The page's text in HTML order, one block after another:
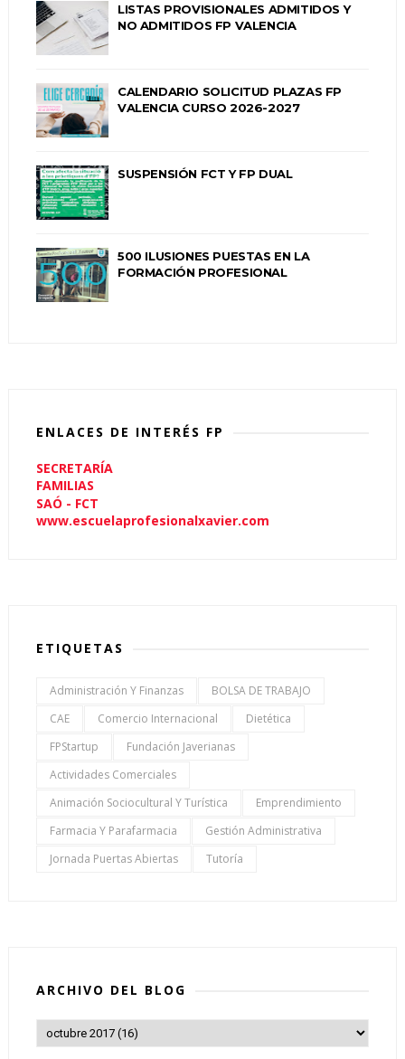
LISTAS PROVISIONALES ADMITIDOS Y
NO ADMITIDOS FP VALENCIA
CALENDARIO SOLICITUD PLAZAS FP
VALENCIA CURSO 2026-2027
SUSPENSIÓN FCT Y FP DUAL
500 ILUSIONES PUESTAS EN LA
FORMACIÓN PROFESIONAL
ENLACES DE INTERÉS FP
SECRETARÍA
FAMILIAS
SAÓ - FCT
www.escuelaprofesionalxavier.com
ETIQUETAS
Administración Y Finanzas
BOLSA DE TRABAJO
CAE
Comercio Internacional
Dietética
FPStartup
Fundación Javerianas
Actividades Comerciales
Animación Sociocultural Y Turística
Emprendimiento
Farmacia Y Parafarmacia
Gestión Administrativa
Jornada Puertas Abiertas
Tutoría
ARCHIVO DEL BLOG